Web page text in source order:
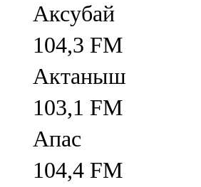
Аксубай
104,3 FM
Актаныш
103,1 FM
Апас
104,4 FM